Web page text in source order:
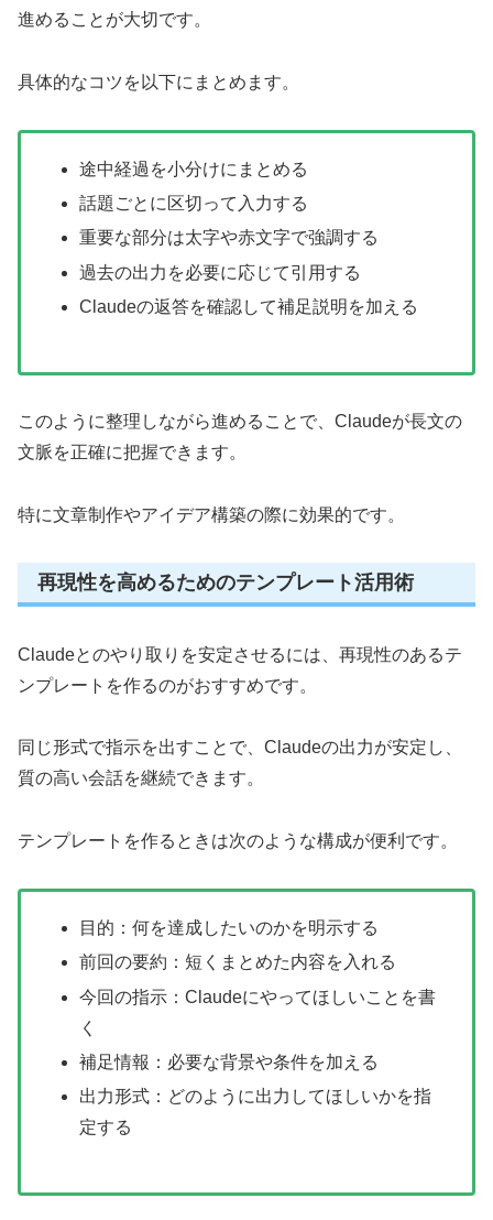
進めることが大切です。
具体的なコツを以下にまとめます。
途中経過を小分けにまとめる
話題ごとに区切って入力する
重要な部分は太字や赤文字で強調する
過去の出力を必要に応じて引用する
Claudeの返答を確認して補足説明を加える
このように整理しながら進めることで、Claudeが長文の
文脈を正確に把握できます。
特に文章制作やアイデア構築の際に効果的です。
再現性を高めるためのテンプレート活用術
Claudeとのやり取りを安定させるには、再現性のあるテ
ンプレートを作るのがおすすめです。
同じ形式で指示を出すことで、Claudeの出力が安定し、
質の高い会話を継続できます。
テンプレートを作るときは次のような構成が便利です。
目的：何を達成したいのかを明示する
前回の要約：短くまとめた内容を入れる
今回の指示：Claudeにやってほしいことを書
く
補足情報： 必要な背景や条件を加える
出力形式： どのように出力してほしいかを指
定する